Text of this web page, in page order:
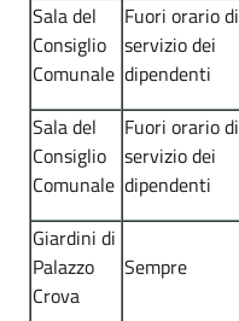
Sala del
Consiglio
Comunale
Fuori orario di
servizio dei
dipendenti
Sala del
Consiglio
Comunale
Fuori orario di
servizio dei
dipendenti
Giardini di
Palazzo
Crova
Sempre